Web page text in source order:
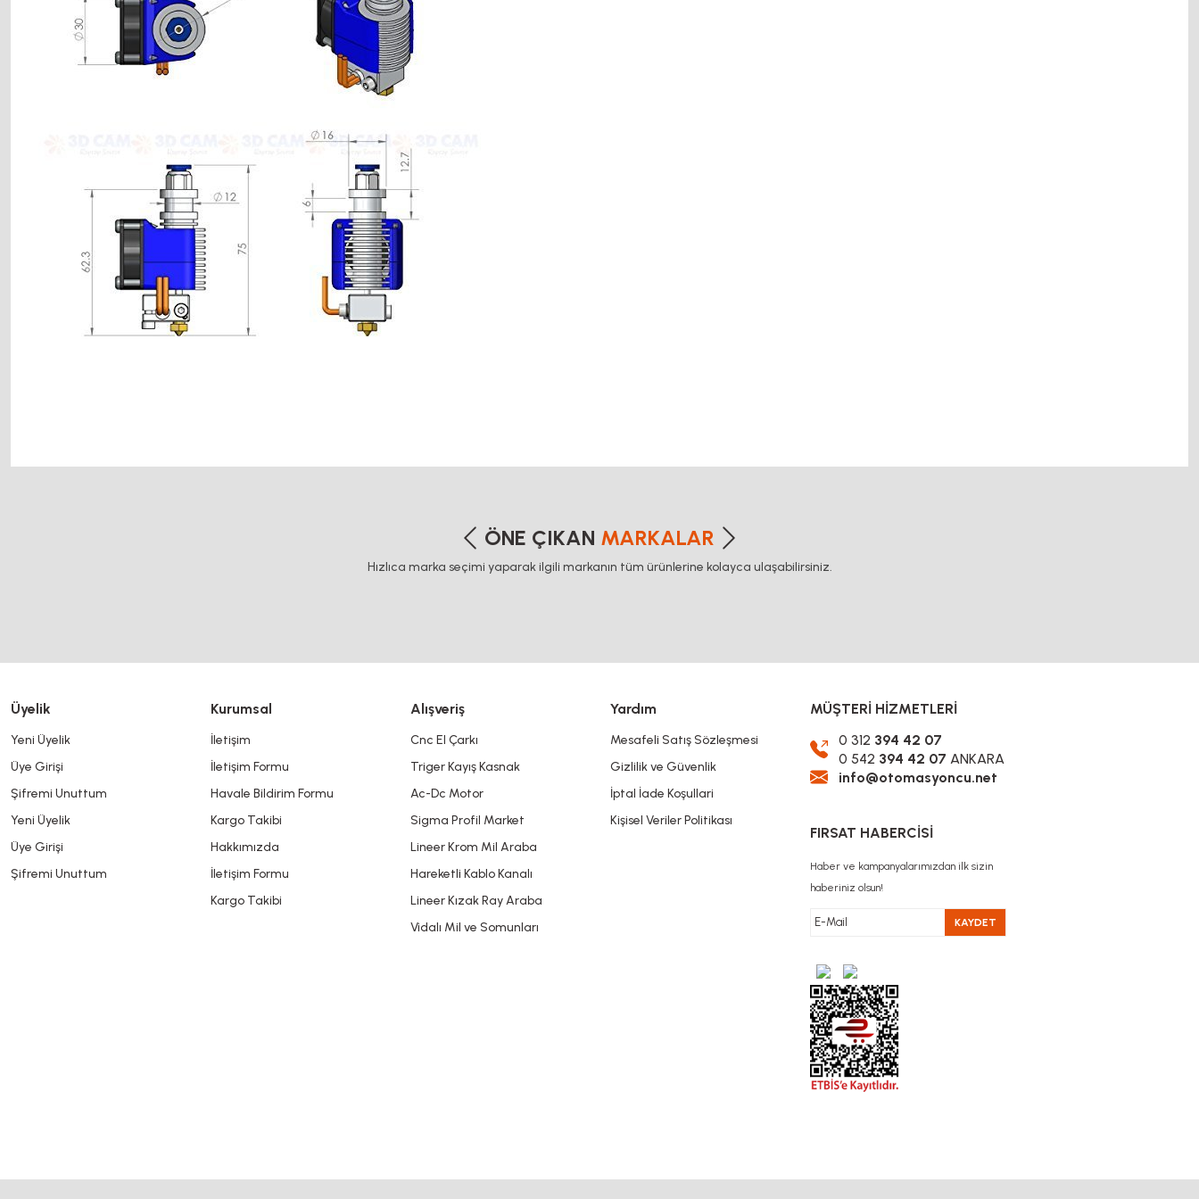
ÖNE ÇIKAN MARKALAR
Hızlıca marka seçimi yaparak ilgili markanın tüm ürünlerine kolayca ulaşabilirsiniz.
Üyelik
Yeni Üyelik
Üye Girişi
Şifremi Unuttum
Yeni Üyelik
Üye Girişi
Şifremi Unuttum
Kurumsal
İletişim
İletişim Formu
Havale Bildirim Formu
Kargo Takibi
Hakkımızda
İletişim Formu
Kargo Takibi
Alışveriş
Cnc El Çarkı
Triger Kayış Kasnak
Ac-Dc Motor
Sigma Profil Market
Lineer Krom Mil Araba
Hareketli Kablo Kanalı
Lineer Kızak Ray Araba
Vidalı Mil ve Somunları
Yardım
Mesafeli Satış Sözleşmesi
Gizlilik ve Güvenlik
İptal İade Koşullari
Kişisel Veriler Politikası
MÜŞTERİ HİZMETLERİ
0 312 394 42 07
0 542 394 42 07 ANKARA
info@otomasyoncu.net
FIRSAT HABERCİSİ
Haber ve kampanyalarımızdan ilk sizin
haberiniz olsun!
KAYDET